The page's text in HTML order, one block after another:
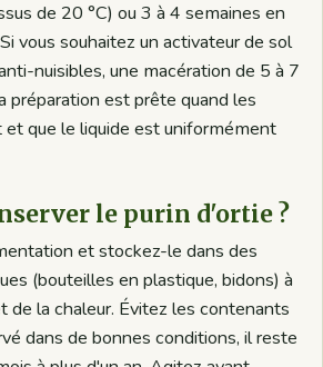
de 20 °C) ou 3 à 4 semaines en
vous souhaitez un activateur de sol
nuisibles, une macération de 5 à 7
préparation est prête quand les
et que le liquide est uniformément
le purin d'ortie ?
et stockez-le dans des
(bouteilles en plastique, bidons) à
de la chaleur. Évitez les contenants
dans de bonnes conditions, il reste